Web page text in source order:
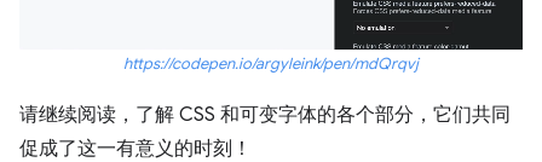
https://codepen.io/argyleink/pen/mdQrqvj
请继续阅读，了解 CSS 和可变字体的各个部分，它们共同
促成了这一有意义的时刻！